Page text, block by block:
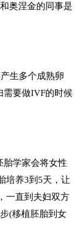
奥涅金的同事是
生多个成熟卵
需要做IVF的时候
胎学家会将女性
培养3到5天，让
一直到夫妇双方
(移植胚胎到女